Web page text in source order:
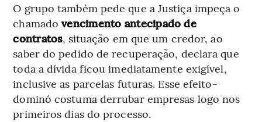
O grupo também pede que a Justiça impeça o
chamadovencimento antecipado de
contratos, situação em que um credor, ao
saber do pedido de recuperação, declara que
toda a dívida ficou imediatamente exigível,
inclusive as parcelas futuras. Esse efeito-
dominó costuma derrubar empresas logo nos
primeiros dias do processo.